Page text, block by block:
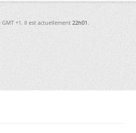
GMT +1. Il est actuellement22h01.